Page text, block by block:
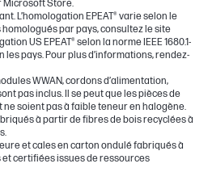
Microsoft Store.
L’homologation EPEAT® varie selon le
par pays, consultez le site
US EPEAT® selon la norme IEEE 1680.1-
les pays. Pour plus d’informations, rendez-
WWAN, cordons d’alimentation,
pas inclus. Il se peut que les pièces de
soient pas à faible teneur en halogène.
à partir de fibres de bois recyclées à
et cales en carton ondulé fabriqués à
et certifiées issues de ressources